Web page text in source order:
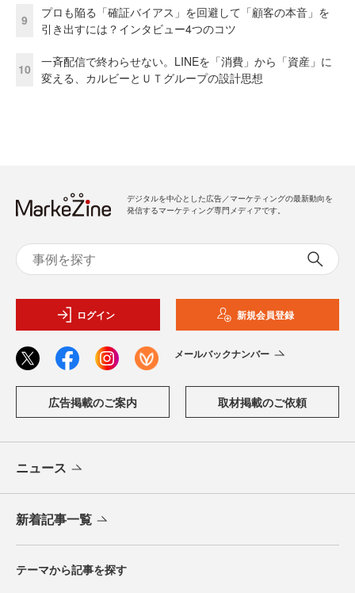
9
プロも陥る「確証バイアス」を回避して「顧客の本音」を
引き出すには？インタビュー4つのコツ
10
一斉配信で終わらせない。LINEを「消費」から「資産」に
変える、カルビーとＵＴグループの設計思想
デジタルを中心とした広告／マーケティングの最新動向を
発信するマーケティング専門メディアです。
ログイン 新規会員登録
メールバックナンバー
広告掲載のご案内 取材掲載のご依頼
ニュース
新着記事一覧
テーマから記事を探す